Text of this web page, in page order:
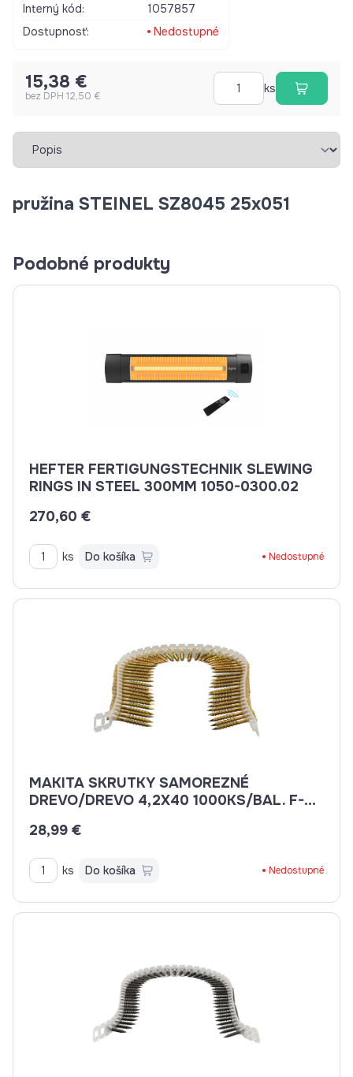
Interný kód:
1057857
Dostupnosť:
Nedostupné
15,38 €
bez DPH 12,50 €
ks
Vybrať záložku
pružina STEINEL SZ8045 25x051
Podobné produkty
HEFTER FERTIGUNGSTECHNIK SLEWING
RINGS IN STEEL 300MM 1050-0300.02
270,60 €
ks Do košíka Nedostupné
MAKITA SKRUTKY SAMOREZNÉ
DREVO/DREVO 4,2X40 1000KS/BAL. F-
28,99 €
ks Do košíka Nedostupné